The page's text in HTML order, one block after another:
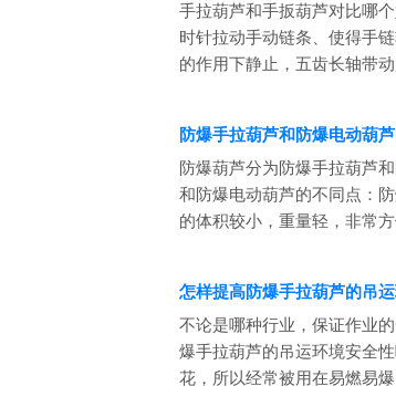
手拉葫芦和手扳葫芦对比哪
时针拉动手动链条、使得手
的作用下静止，五齿长轴带
防爆手拉葫芦和防爆电动葫
防爆葫芦分为防爆手拉葫芦
和防爆电动葫芦的不同点：
的体积较小，重量轻，非常
怎样提高防爆手拉葫芦的吊
不论是哪种行业，保证作业
爆手拉葫芦的吊运环境安全
花，所以经常被用在易燃易